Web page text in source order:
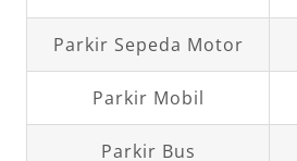
Parkir Sepeda Motor
Parkir Mobil
Parkir Bus